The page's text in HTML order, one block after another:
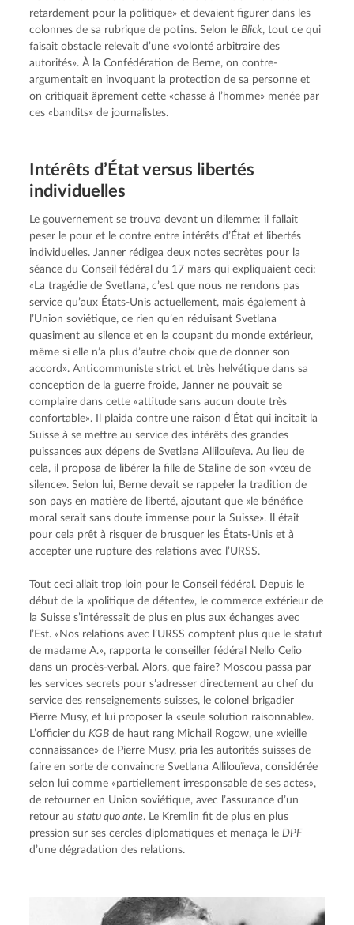
retardement pour la politique» et devaient figurer dans les
colonnes de sa rubrique de potins. Selon le Blick, tout ce qui
faisait obstacle relevait d’une «volonté arbitraire des
autorités». À la Confédération de Berne, on contre-
argumentait en invoquant la protection de sa personne et
on critiquait âprement cette «chasse à l’homme» menée par
ces «bandits» de journalistes.
Intérêts d’État versus libertés
individuelles
Le gouvernement se trouva devant un dilemme: il fallait
peser le pour et le contre entre intérêts d’État et libertés
individuelles. Janner rédigea deux notes secrètes pour la
séance du Conseil fédéral du 17 mars qui expliquaient ceci:
«La tragédie de Svetlana, c’est que nous ne rendons pas
service qu’aux États-Unis actuellement, mais également à
l’Union soviétique, ce rien qu’en réduisant Svetlana
quasiment au silence et en la coupant du monde extérieur,
même si elle n’a plus d’autre choix que de donner son
accord». Anticommuniste strict et très helvétique dans sa
conception de la guerre froide, Janner ne pouvait se
complaire dans cette «attitude sans aucun doute très
confortable». Il plaida contre une raison d’État qui incitait la
Suisse à se mettre au service des intérêts des grandes
puissances aux dépens de Svetlana Allilouïeva. Au lieu de
cela, il proposa de libérer la fille de Staline de son «vœu de
silence». Selon lui, Berne devait se rappeler la tradition de
son pays en matière de liberté, ajoutant que «le bénéfice
moral serait sans doute immense pour la Suisse». Il était
pour cela prêt à risquer de brusquer les États-Unis et à
accepter une rupture des relations avec l’URSS.
Tout ceci allait trop loin pour le Conseil fédéral. Depuis le
début de la «politique de détente», le commerce extérieur de
la Suisse s’intéressait de plus en plus aux échanges avec
l’Est. «Nos relations avec l’URSS comptent plus que le statut
de madame A.», rapporta le conseiller fédéral Nello Celio
dans un procès-verbal. Alors, que faire? Moscou passa par
les services secrets pour s’adresser directement au chef du
service des renseignements suisses, le colonel brigadier
Pierre Musy, et lui proposer la «seule solution raisonnable».
L’officier du KGB de haut rang Michail Rogow, une «vieille
connaissance» de Pierre Musy, pria les autorités suisses de
faire en sorte de convaincre Svetlana Allilouïeva, considérée
selon lui comme «partiellement irresponsable de ses actes»,
de retourner en Union soviétique, avec l’assurance d’un
retour au statu quo ante. Le Kremlin fit de plus en plus
pression sur ses cercles diplomatiques et menaça le DPF
d’une dégradation des relations.